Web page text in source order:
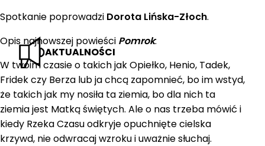
AKTUALNOŚCI
Spotkanie poprowadzi Dorota Lińska-Złoch.
Opis najnowszej powieści Pomrok:
W twoim czasie o takich jak Opiełko, Henio, Tadek,
Fridek czy Berza lub ja chcą zapomnieć, bo im wstyd,
że takich jak my nosiła ta ziemia, bo dla nich ta
ziemia jest Matką świętych. Ale o nas trzeba mówić i
kiedy Rzeka Czasu odkryje opuchnięte cielska
krzywd, nie odwracaj wzroku i uważnie słuchaj.